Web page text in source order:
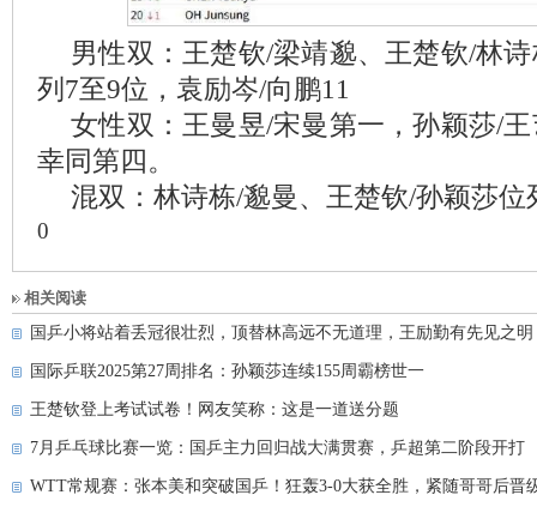
男性双：王楚钦/梁靖邈、王楚钦/林
列7至9位，袁励岑/向鹏11
女性双：王曼昱/宋曼第一，孙颖莎/
幸同第四。
混双：林诗栋/邈曼、王楚钦/孙颖莎位
0
相关阅读
国乒小将站着丢冠很壮烈，顶替林高远不无道理，王励勤有先见之明
国际乒联2025第27周排名：孙颖莎连续155周霸榜世一
王楚钦登上考试试卷！网友笑称：这是一道送分题
7月乒乓球比赛一览：国乒主力回归战大满贯赛，乒超第二阶段开打
WTT常规赛：张本美和突破国乒！狂轰3-0大获全胜，紧随哥哥后晋